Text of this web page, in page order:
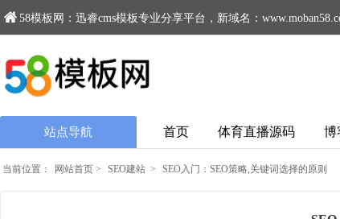
58模板网：迅睿cms模板专业分享平台，新域名：
站点导航 首页 体育直播源码 博
当前位置： 网站首页 > SEO建站 > SEO入门：SEO策略,关键词选择的原则